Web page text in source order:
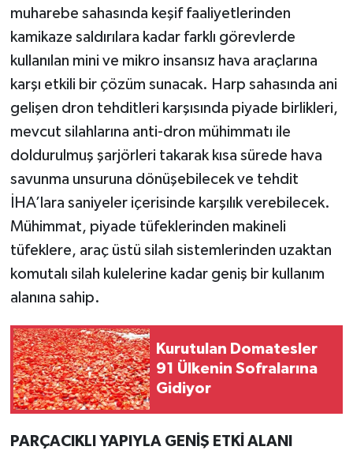
muharebe sahasında keşif faaliyetlerinden
kamikaze saldırılara kadar farklı görevlerde
kullanılan mini ve mikro insansız hava araçlarına
karşı etkili bir çözüm sunacak. Harp sahasında ani
gelişen dron tehditleri karşısında piyade birlikleri,
mevcut silahlarına anti-dron mühimmatı ile
doldurulmuş şarjörleri takarak kısa sürede hava
savunma unsuruna dönüşebilecek ve tehdit
İHA’lara saniyeler içerisinde karşılık verebilecek.
Mühimmat, piyade tüfeklerinden makineli
tüfeklere, araç üstü silah sistemlerinden uzaktan
komutalı silah kulelerine kadar geniş bir kullanım
alanına sahip.
Kurutulan Domatesler
91 Ülkenin Sofralarına
Gidiyor
PARÇACIKLI YAPIYLA GENİŞ ETKİ ALANI